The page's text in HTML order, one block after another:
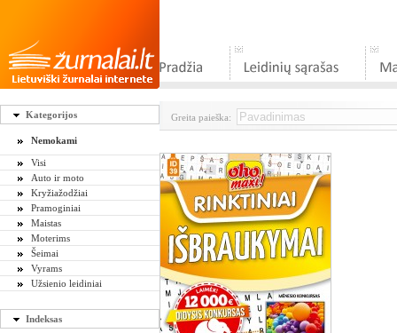
Kategorijos
Nemokami
Visi
Auto ir moto
Kryžiažodžiai
Pramoginiai
Maistas
Moterims
Šeimai
Vyrams
Užsienio leidiniai
Indeksas
Greita paieška: